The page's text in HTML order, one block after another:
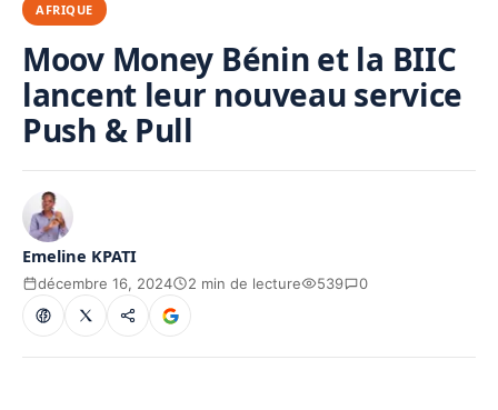
AFRIQUE
Moov Money Bénin et la BIIC
lancent leur nouveau service
Push & Pull
Emeline KPATI
décembre 16, 2024 2 min de lecture 539 0